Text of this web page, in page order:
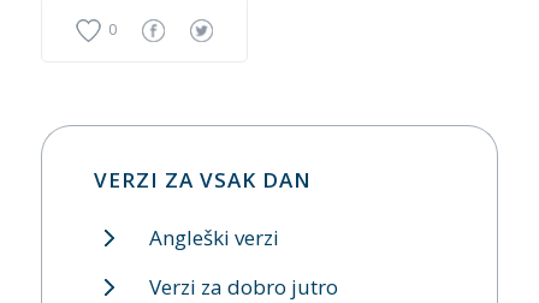
0
VERZI ZA VSAK DAN
Angleški verzi
Verzi za dobro jutro